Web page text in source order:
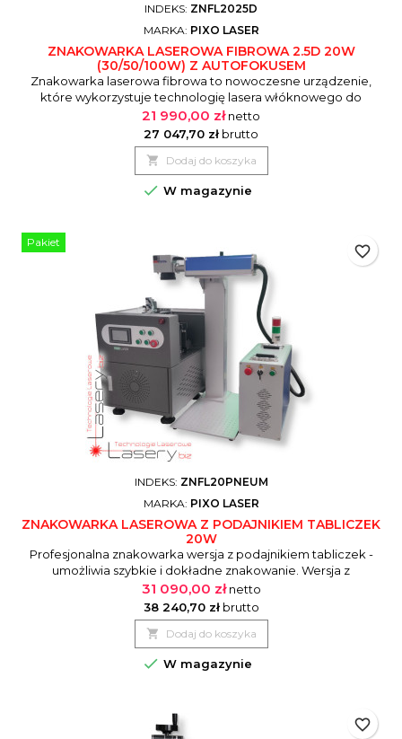
INDEKS: ZNFL2025D
MARKA: PIXO LASER
ZNAKOWARKA LASEROWA FIBROWA 2.5D 20W
(30/50/100W) Z AUTOFOKUSEM
Znakowarka laserowa fibrowa to nowoczesne urządzenie,
które wykorzystuje technologię lasera włóknowego do
precyzyjnego znakowania różnych materiałów. Dzięki swojej
wysokiej wydajności i dokładności, jest idealna do obróbki
metali, tworzyw sztucznych oraz innych powierzchni. Proces
znakowania odbywa się poprzez skupienie promienia
laserowego na powierzchni...
21 990,00 zł netto
27 047,70 zł brutto
 Dodaj do koszyka
 W magazynie
Pakiet
INDEKS: ZNFL20PNEUM
MARKA: PIXO LASER
ZNAKOWARKA LASEROWA Z PODAJNIKIEM TABLICZEK
20W
Profesjonalna znakowarka wersja z podajnikiem tabliczek -
umożliwia szybkie i dokładne znakowanie. Wersja z
podajnikiem, który umożliwia zautomatyzowane znakowanie
tabliczek, szyldów, kart itp. przedmiotów. Maszyna szybka,
niezawodna od doświadczonego dostawcy.
31 090,00 zł netto
38 240,70 zł brutto
 Dodaj do koszyka
 W magazynie
favorite_border
favorite_border